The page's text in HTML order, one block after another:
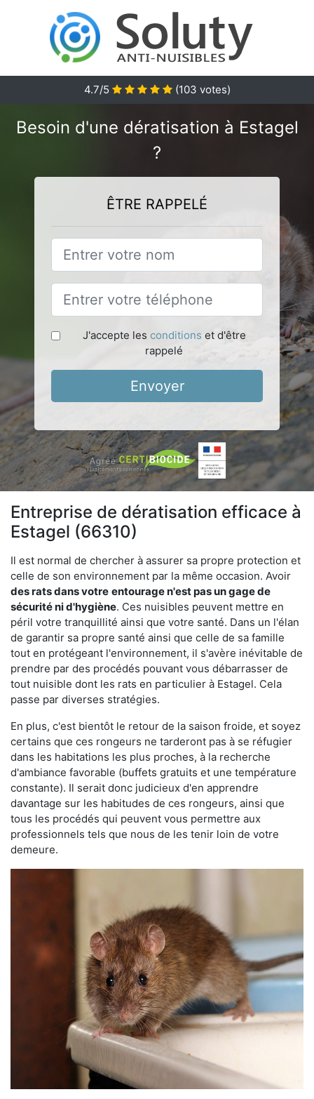
4.7/5 (103 votes)
Besoin d'une dératisation à Estagel
?
ÊTRE RAPPELÉ
J'accepte les conditions et d'être
rappelé
Envoyer
Entreprise de dératisation efficace à
Estagel (66310)
Il est normal de chercher à assurer sa propre protection et
celle de son environnement par la même occasion. Avoir
des rats dans votre entourage n'est pas un gage de
sécurité ni d'hygiène. Ces nuisibles peuvent mettre en
péril votre tranquillité ainsi que votre santé. Dans un l'élan
de garantir sa propre santé ainsi que celle de sa famille
tout en protégeant l'environnement, il s'avère inévitable de
prendre par des procédés pouvant vous débarrasser de
tout nuisible dont les rats en particulier à Estagel. Cela
passe par diverses stratégies.
En plus, c'est bientôt le retour de la saison froide, et soyez
certains que ces rongeurs ne tarderont pas à se réfugier
dans les habitations les plus proches, à la recherche
d'ambiance favorable (buffets gratuits et une température
constante). Il serait donc judicieux d'en apprendre
davantage sur les habitudes de ces rongeurs, ainsi que
tous les procédés qui peuvent vous permettre aux
professionnels tels que nous de les tenir loin de votre
demeure.